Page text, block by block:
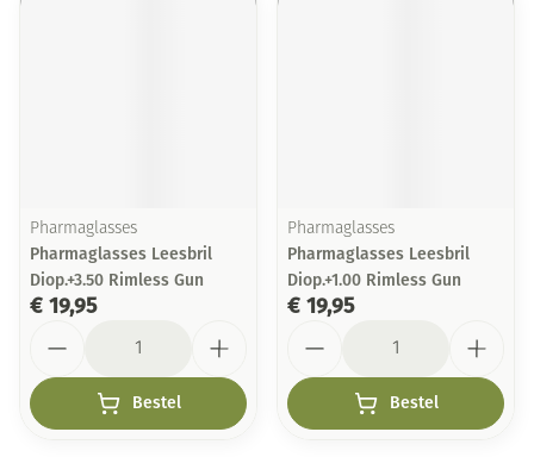
Pharmaglasses
Pharmaglasses Leesbril
Diop.+3.50 Rimless Gun
€ 19,95
Bestel
Pharmaglasses
Pharmaglasses Leesbril
Diop.+1.00 Rimless Gun
€ 19,95
Bestel